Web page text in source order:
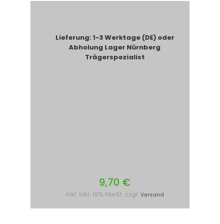
Lieferung: 1-3 Werktage (DE) oder
Abholung Lager Nürnberg
Trägerspezialist
9,70 €
inkl. inkl. 19% MwSt. zzgl. Versand